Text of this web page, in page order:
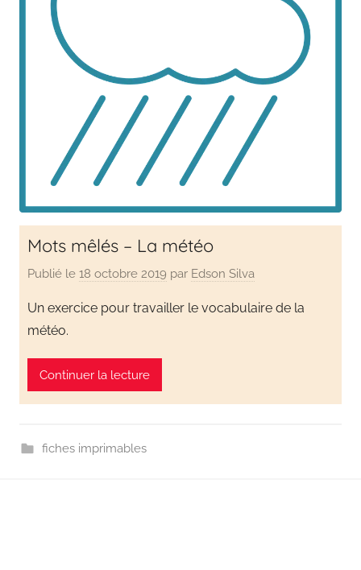
Mots mêlés – La météo
Publié le 18 octobre 2019 par Edson Silva
Un exercice pour travailler le vocabulaire de la
météo.
Continuer la lecture
fiches imprimables